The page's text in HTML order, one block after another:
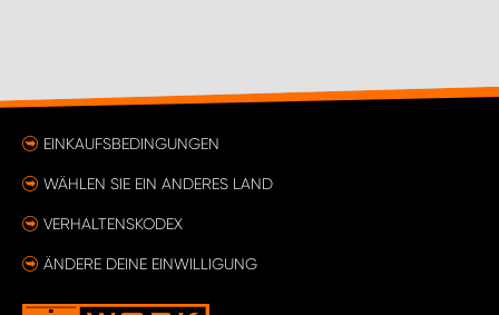
EINKAUFSBEDINGUNGEN
WÄHLEN SIE EIN ANDERES LAND
VERHALTENSKODEX
ÄNDERE DEINE EINWILLIGUNG